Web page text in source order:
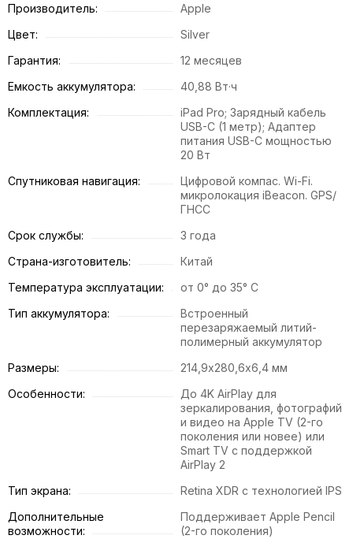
Производитель:
Apple
Цвет:
Silver
Гарантия:
12 месяцев
Емкость аккумулятора:
40,88 Вт·ч
Комплектация:
iPad Pro; Зарядный кабель
USB-C (1 метр); Адаптер
питания USB-C мощностью
20 Вт
Спутниковая навигация:
Цифровой компас. Wi-Fi.
микролокация iBeacon. GPS/
ГНСС
Срок службы:
3 года
Страна-изготовитель:
Китай
Температура эксплуатации:
от 0° до 35° C
Тип аккумулятора:
Встроенный
перезаряжаемый литий-
полимерный аккумулятор
Размеры:
214,9х280,6х6,4 мм
Особенности:
До 4K AirPlay для
зеркалирования, фотографий
и видео на Apple TV (2-го
поколения или новее) или
Smart TV с поддержкой
AirPlay 2
Тип экрана:
Retina XDR с технологией IPS
Дополнительные
возможности:
Поддерживает Apple Pencil
(2-го поколения)